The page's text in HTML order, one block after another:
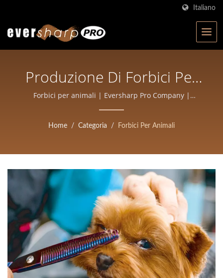
Italiano
Produzione Di Forbici Per
Animali | Forbici Forgiate
Ad Alta Precisione Per
Eversharp Pro Company
Forbici per animali | Eversharp Pro Company |
Fabbricante di forbici certificato ISO con oltre 40 anni
Home / Categoria / Forbici Per Animali